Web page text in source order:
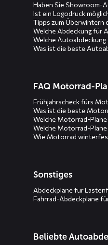
Haben Sie Showroom-
Ist ein Logodruck
Tipps zum Überwintern
Welche Abdeckung für
Welche
Was ist die beste
FAQ Motorrad-
Frühjahrscheck fürs
Was ist die beste
Welche Motorrad-
Welche Motorrad-
Wie Motorrad
Sonstiges
Abdeckplane für
Fahrrad-Abdeckplane
Beliebte